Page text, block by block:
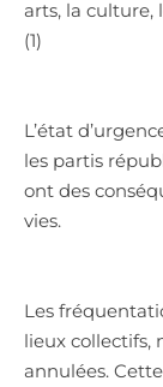
arts, la culture,
(1)
L’état
les partis
ont des
vies.
Les
lieux collectifs,
annulées.